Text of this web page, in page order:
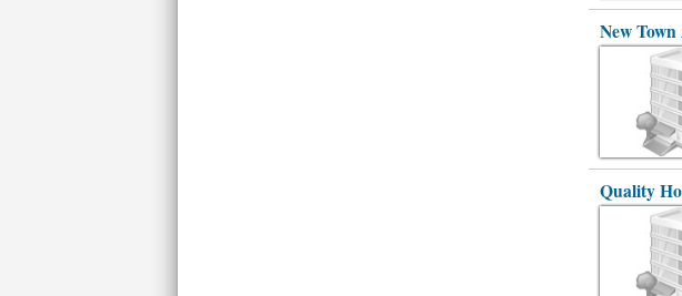
New
Quality